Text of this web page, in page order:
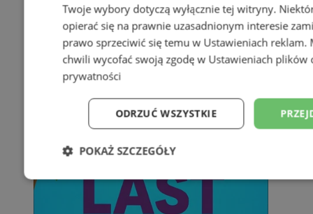
Twoje wybory dotyczą wyłącznie tej witryny.
opierać się na prawnie uzasadnionym interesie
prawo sprzeciwić się temu w Ustawieniach reklam.
chwili wycofać swoją zgodę w Ustawieniach plików
prywatności
ODRZUĆ WSZYSTKIE
POKAŻ SZCZEGÓŁY
Niezbędne Wydajność